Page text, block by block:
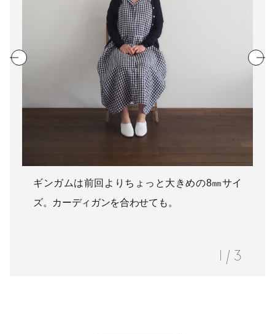
ギンガムは前回よりちょっと大きめの8㎜サイ
ズ。カーディガンを合わせても。
/ 3